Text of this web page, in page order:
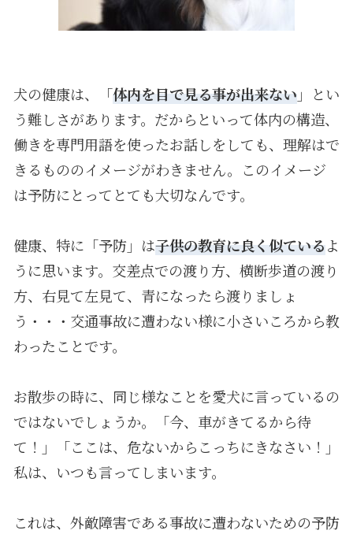
犬の健康は、「体内を目で見る事が出来ない」とい
う難しさがあります。だからといって体内の構造、
働きを専門用語を使ったお話しをしても、理解はで
きるもののイメージがわきません。このイメージ
は予防にとってとても大切なんです。
健康、特に「予防」は子供の教育に良く似ているよ
うに思います。交差点での渡り方、横断歩道の渡り
方、右見て左見て、青になったら渡りましょ
う・・・交通事故に遭わない様に小さいころから教
わったことです。
お散歩の時に、同じ様なことを愛犬に言っているの
ではないでしょうか。「今、車がきてるから待
て！」「ここは、危ないからこっちにきなさい！」
私は、いつも言ってしまいます。
これは、外敵障害である事故に遭わないための予防